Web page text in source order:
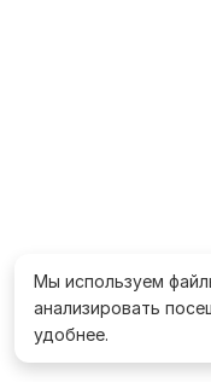
Мы используем
анализировать
удобнее.